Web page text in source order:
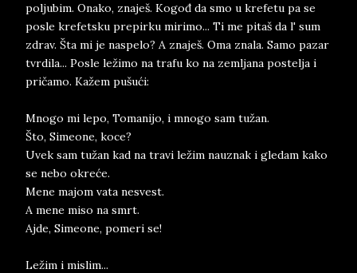
poljubim. Onako, znaješ. Kogođ da smo u krefetu pa se
posle krefetsku prepirku mirimo... Ti me pitaš da l' sum
zdrav. Šta mi je naspelo? A znaješ. Oma znala. Samo pazar
tvrdila... Posle ležimo na trafu ko na zemljana postelja i
pričamo. Kažem pušući:
Mnogo mi lepo, Tomanijo, i mnogo sam tužan.
Što, Simeone, koce?
Uvek sam tužan kad na travi ležim nauznak i gledam kako
se nebo okreće.
Mene majom vata nesvest.
A mene miso na smrt.
Ajde, Simeone, pomeri se!
Ležim i mislim...